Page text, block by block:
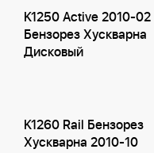
K1250 Active 2010-02
Бензорез Хускварна
Дисковый
K1260 Rail Бензорез
Хускварна 2010-10